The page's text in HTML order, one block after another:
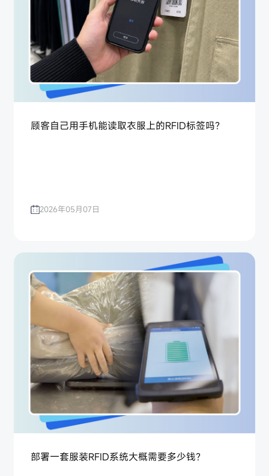
顾客自己用手机能读取衣服上的RFID标签吗？
2026年05月07日
部署一套服装RFID系统大概需要多少钱？